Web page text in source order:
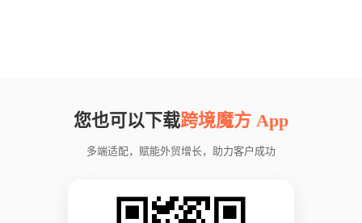
您也可以下载跨境魔方 App
多端适配，赋能外贸增长，助力客户成功